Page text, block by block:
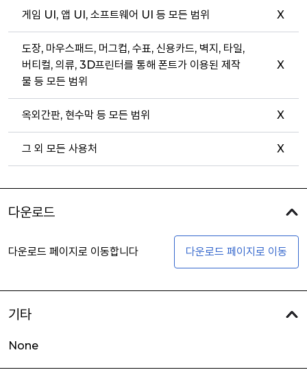
게임 UI, 앱 UI, 소프트웨어 UI 등 모든 범위 X
도장, 마우스패드, 머그컵, 수표, 신용카드, 벽지, 타일,
버티컬, 의류, 3D프린터를 통해 폰트가 이용된 제작
물 등 모든 범위
X
옥외간판, 현수막 등 모든 범위 X
그 외 모든 사용처 X
다운로드
다운로드 페이지로 이동합니다 다운로드 페이지로 이동
기타
None